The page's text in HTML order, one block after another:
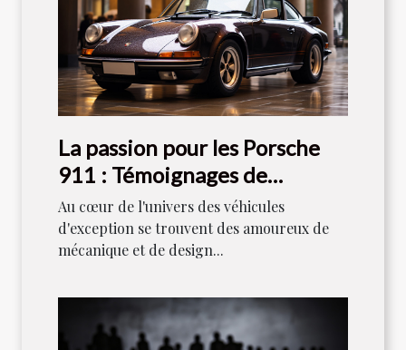
La passion pour les Porsche
911 : Témoignages de
collectionneurs
Au cœur de l'univers des véhicules
d'exception se trouvent des amoureux de
mécanique et de design...